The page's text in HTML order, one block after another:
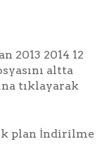
2013 2014 12
altta
tıklayarak
plan İndirilme